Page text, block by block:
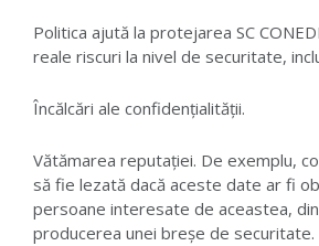
Politica ajută la protejarea SC
reale riscuri la nivel de securitate,
Încălcări ale confidențialității.
Vătămarea reputației. De exemplu,
să fie lezată dacă aceste date ar fi
persoane interesate de aceastea,
producerea unei breșe de securitate.